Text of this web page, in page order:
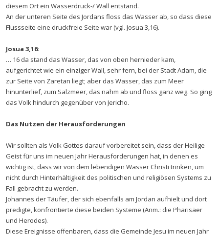
diesem Ort ein Wasserdruck-/ Wall entstand.
An der unteren Seite des Jordans floss das Wasser ab, so dass diese
Flussseite eine druckfreie Seite war (vgl. Josua 3,16).
Josua 3,16:
… 16 da stand das Wasser, das von oben hernieder kam,
aufgerichtet wie ein einziger Wall, sehr fern, bei der Stadt Adam, die
zur Seite von Zaretan liegt; aber das Wasser, das zum Meer
hinunterlief, zum Salzmeer, das nahm ab und floss ganz weg. So ging
das Volk hindurch gegenüber von Jericho.
Das Nutzen der Herausforderungen
Wir sollten als Volk Gottes darauf vorbereitet sein, dass der Heilige
Geist für uns im neuen Jahr Herausforderungen hat, in denen es
wichtig ist, dass wir von dem lebendigen Wasser Christi trinken, um
nicht durch Hinterhältigkeit des politischen und religiösen Systems zu
Fall gebracht zu werden.
Johannes der Täufer, der sich ebenfalls am Jordan aufhielt und dort
predigte, konfrontierte diese beiden Systeme (Anm.: die Pharisäer
und Herodes).
Diese Ereignisse offenbaren, dass die Gemeinde Jesu im neuen Jahr